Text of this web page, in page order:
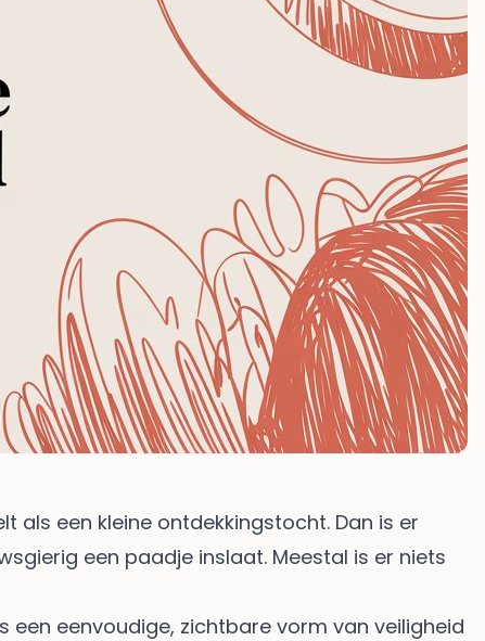
als een kleine ontdekkingstocht. Dan is er
een paadje inslaat. Meestal is er niets
een eenvoudige, zichtbare vorm van veiligheid